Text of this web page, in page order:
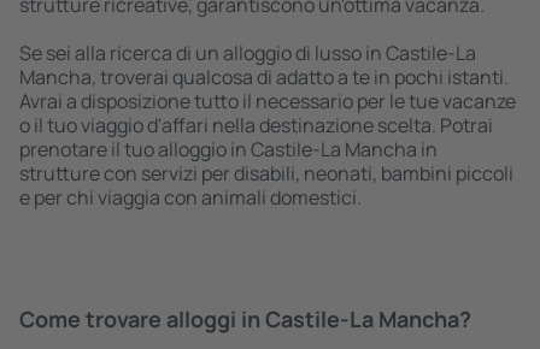
Se sei alla ricerca di un alloggio di lusso in Castile-La
Mancha, troverai qualcosa di adatto a te in pochi istanti.
Avrai a disposizione tutto il necessario per le tue vacanze
o il tuo viaggio d'affari nella destinazione scelta. Potrai
prenotare il tuo alloggio in Castile-La Mancha in
strutture con servizi per disabili, neonati, bambini piccoli
e per chi viaggia con animali domestici.
Come trovare alloggi in Castile-La Mancha?